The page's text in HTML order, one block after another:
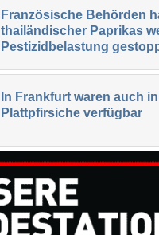
Französische Behörden
thailändischer Paprikas
Pestizidbelastung
In Frankfurt waren auch
Plattpfirsiche verfügbar